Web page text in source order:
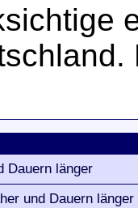
Dauern länger
und Dauern länger